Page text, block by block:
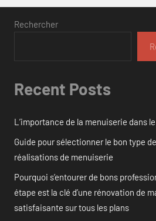
Rechercher
Recent Posts
L’importance de la menuiserie dans
Guide pour sélectionner le bon type
réalisations de menuiserie
Pourquoi s’entourer de bons
étape est la clé d’une rénovation de
satisfaisante sur tous les plans